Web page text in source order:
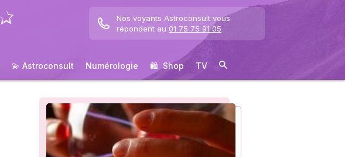
Nos voyants Astroconsult vous
répondent au 01 75 75 91 05
💫 Astroconsult Numérologie 🛍 ️ Shop TV